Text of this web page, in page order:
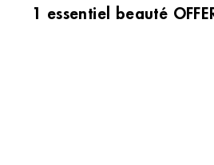
1 essentiel beauté